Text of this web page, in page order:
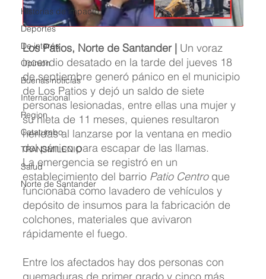
Historias de impacto
Deportes
De interés
Opinión
Buenas noticias
Internacional
Region
Catatumbo
TRANSMILENIO
Salud
Norte de Santander
Los Patios, Norte de Santander | Un voraz
incendio desatado en la tarde del jueves 18
de septiembre generó pánico en el municipio
de Los Patios y dejó un saldo de siete
personas lesionadas, entre ellas una mujer y
su nieta de 11 meses, quienes resultaron
heridas al lanzarse por la ventana en medio
del pánico para escapar de las llamas.
La emergencia se registró en un
establecimiento del barrio Patio Centro que
funcionaba como lavadero de vehículos y
depósito de insumos para la fabricación de
colchones, materiales que avivaron
rápidamente el fuego.
Entre los afectados hay dos personas con